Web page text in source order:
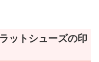
ットシューズの印